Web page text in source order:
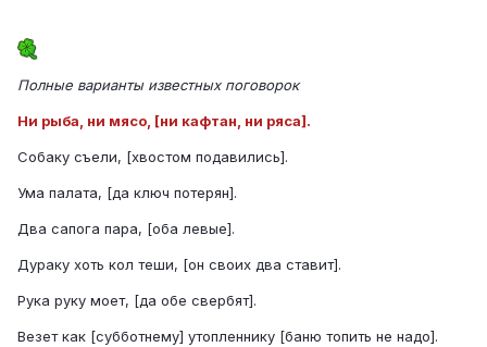
Полные варианты известных поговорок
Ни рыба, ни мясо, [ни кафтан, ни ряса].
Собаку съели, [хвостом подавились].
Ума палата, [да ключ потерян].
Два сапога пара, [оба левые].
Дураку хоть кол теши, [он своих два ставит].
Рука руку моет, [да обе свербят].
Везет как [субботнему] утопленнику [баню топить не надо].